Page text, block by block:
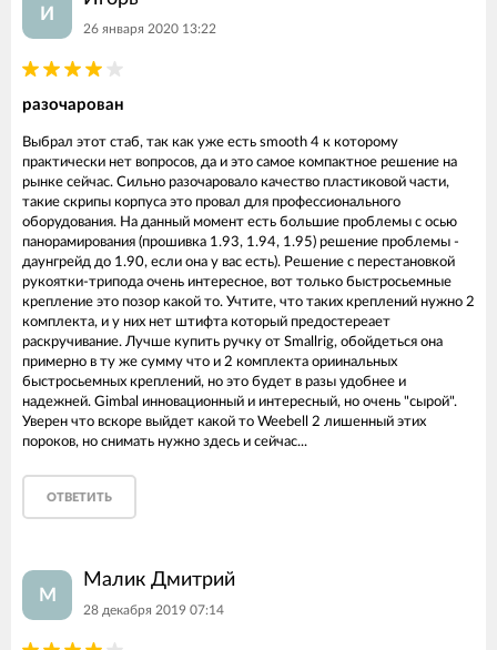
И
26 января 2020 13:22
разочарован
Выбрал этот стаб, так как уже есть smooth 4 к которому
практически нет вопросов, да и это самое компактное решение на
рынке сейчас. Сильно разочаровало качество пластиковой части,
такие скрипы корпуса это провал для профессионального
оборудования. На данный момент есть большие проблемы с осью
панорамирования (прошивка 1.93, 1.94, 1.95) решение проблемы -
даунгрейд до 1.90, если она у вас есть). Решение с перестановкой
рукоятки-трипода очень интересное, вот только быстросьемные
крепление это позор какой то. Учтите, что таких креплений нужно 2
комплекта, и у них нет штифта который предостереает
раскручивание. Лучше купить ручку от Smallrig, обойдеться она
примерно в ту же сумму что и 2 комплекта ориинальных
быстросьемных креплений, но это будет в разы удобнее и
надежней. Gimbal инновационный и интересный, но очень "сырой".
Уверен что вскоре выйдет какой то Weebell 2 лишенный этих
пороков, но снимать нужно здесь и сейчас...
ОТВЕТИТЬ
М
Малик Дмитрий
28 декабря 2019 07:14